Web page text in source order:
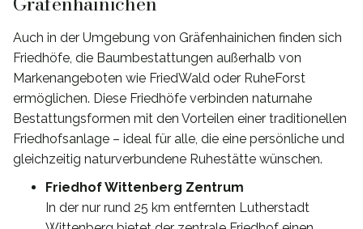
Auch in der Umgebung von Gräfenhainichen finden sich
Friedhöfe, die Baumbestattungen außerhalb von
Markenangeboten wie FriedWald oder RuheForst
ermöglichen. Diese Friedhöfe verbinden naturnahe
Bestattungsformen mit den Vorteilen einer traditionellen
Friedhofsanlage – ideal für alle, die eine persönliche und
gleichzeitig naturverbundene Ruhestätte wünschen.
Friedhof Wittenberg Zentrum
In der nur rund 25 km entfernten Lutherstadt